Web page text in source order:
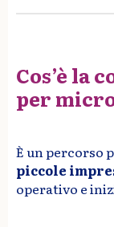
Cos’è la
per
È un percorso
piccole
operativo e